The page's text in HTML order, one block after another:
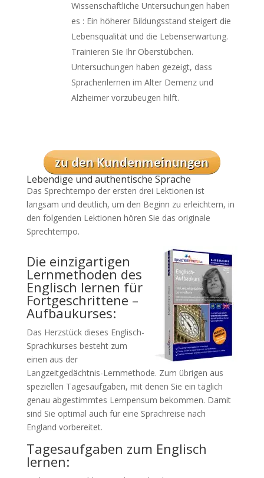
Wissenschaftliche Untersuchungen haben
es : Ein höherer Bildungsstand steigert die
Lebensqualität und die Lebenserwartung.
Trainieren Sie Ihr Oberstübchen.
Untersuchungen haben gezeigt, dass
Sprachenlernen im Alter Demenz und
Alzheimer vorzubeugen hilft.
Lebendige und authentische Sprache
Das Sprechtempo der ersten drei Lektionen ist
langsam und deutlich, um den Beginn zu erleichtern, in
den folgenden Lektionen hören Sie das originale
Sprechtempo.
Die einzigartigen
Lernmethoden des
Englisch lernen für
Fortgeschrittene –
Aufbaukurses:
Das Herzstück dieses Englisch-
Sprachkurses besteht zum
einen aus der
Langzeitgedächtnis-Lernmethode. Zum übrigen aus
speziellen Tagesaufgaben, mit denen Sie ein täglich
genau abgestimmtes Lernpensum bekommen. Damit
sind Sie optimal auch für eine Sprachreise nach
England vorbereitet.
Tagesaufgaben zum Englisch
lernen: